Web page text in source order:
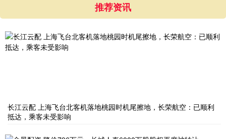
推荐资讯
长江云配 上海飞台北客机落地桃园时机尾擦地，长荣航空：已顺利
抵达，乘客未受影响